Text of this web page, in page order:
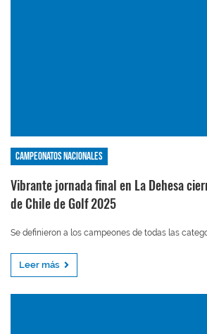
Campeonatos nacionales
Vibrante jornada final en La Dehesa
de Chile de Golf 2025
Se definieron a los campeones de todas las
Leer más